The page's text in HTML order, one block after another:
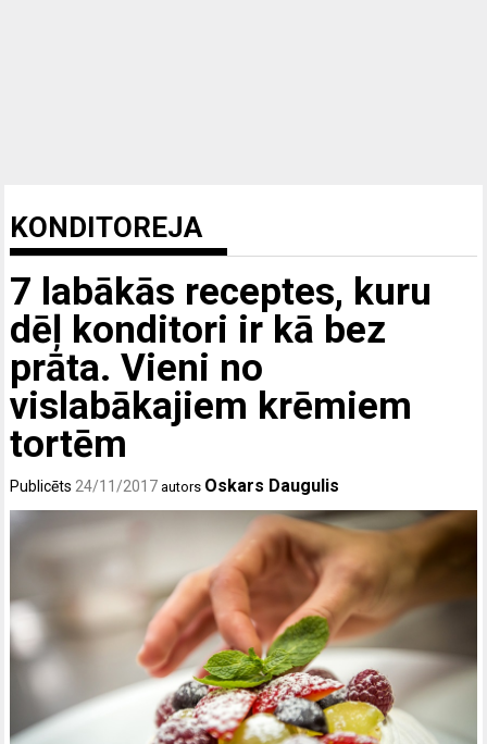
KONDITOREJA
7 labākās receptes, kuru
dēļ konditori ir kā bez
prāta. Vieni no
vislabākajiem krēmiem
tortēm
Publicēts 24/11/2017 autors Oskars Daugulis